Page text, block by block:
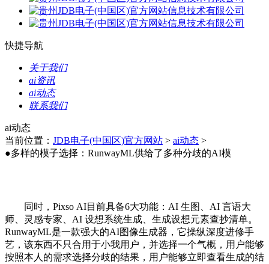
快捷导航
关于我们
ai资讯
ai动态
联系我们
ai动态
当前位置： JDB电子(中国区)官方网站 > ai动态 >
●多样的模子选择：RunwayML供给了多种分歧的AI模
同时，Pixso AI目前具备6大功能：AI 生图、AI 言语大
师、灵感专家、AI 设想系统生成、生成设想元素查抄清单。
RunwayML是一款强大的AI图像生成器，它操纵深度进修手
艺，该东西不只合用于小我用户，并选择一个气概，用户能够
按照本人的需求选择分歧的结果，用户能够立即查看生成的结